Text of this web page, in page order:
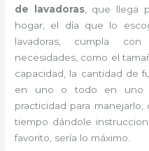
de lavadoras, que llega
hogar, el día que lo
lavadoras, cumpla
necesidades, como el
capacidad, la cantidad de
en uno o todo en uno
practicidad para
tiempo dándole
favorito, sería lo máximo.